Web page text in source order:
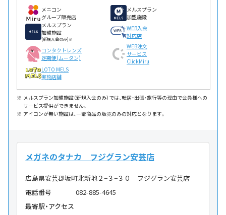
メニコン
グループ販売店
メルスプラン
加盟施設
メルスプラン
加盟施設
(新規入会のみ)※
WEB入会
対応店
コンタクトレンズ
定期便(ムータン)
WEB注文
サービス
ClickMiru
LOTO MELS
実施店舗
メルスプラン加盟施設（新規入会のみ）では、転居・出張・旅行等の理由で会員様への
サービス提供ができません。
アイコンが無い施設は、一部商品の販売のみの対応となります。
メガネのタナカ フジグラン安芸店
広島県安芸郡坂町北新地２−３−３０ フジグラン安芸店
電話番号
082-885-4645
最寄駅・アクセス